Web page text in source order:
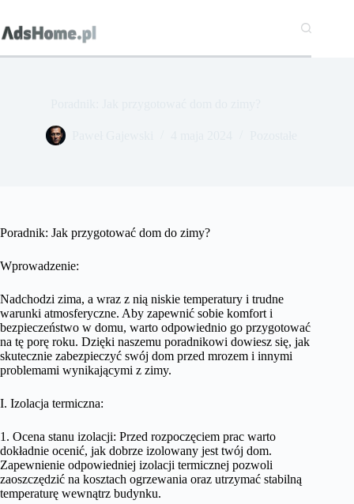
treści
Poradnik: Jak przygotować dom do zimy?
Wprowadzenie:
Nadchodzi zima, a wraz z nią niskie temperatury i trudne
warunki atmosferyczne. Aby zapewnić sobie komfort i
bezpieczeństwo w domu, warto odpowiednio go przygotować
na tę porę roku. Dzięki naszemu poradnikowi dowiesz się, jak
skutecznie zabezpieczyć swój dom przed mrozem i innymi
problemami wynikającymi z zimy.
I. Izolacja termiczna:
1. Ocena stanu izolacji: Przed rozpoczęciem prac warto
dokładnie ocenić, jak dobrze izolowany jest twój dom.
Zapewnienie odpowiedniej izolacji termicznej pozwoli
zaoszczędzić na kosztach ogrzewania oraz utrzymać stabilną
temperaturę wewnątrz budynku.